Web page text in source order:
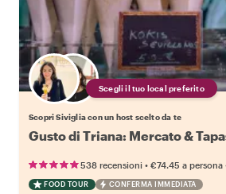
Scegli il tuo local preferito
Scopri Siviglia con un host scelto da te
Gusto di Triana: Mercato &
538 recensioni • €74.45 a persona
FOOD TOUR CONFERMA IMMEDIATA